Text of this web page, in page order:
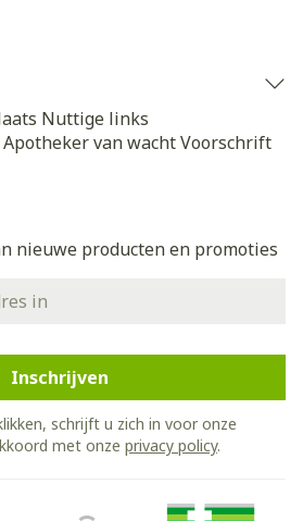
Nuttige links
Apotheker van wachtVoorschrift
nieuwe producten en promoties
Inschrijven
schrijft u zich in voor onze
met onze privacy policy.